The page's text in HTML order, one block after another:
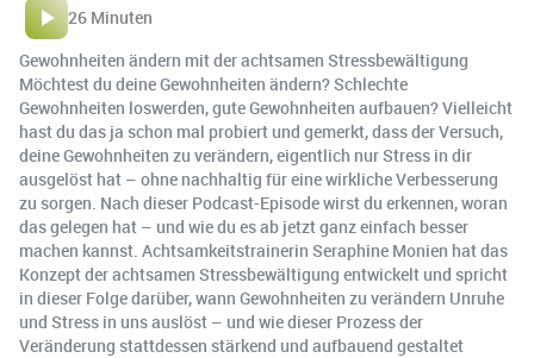
26 Minuten
Gewohnheiten ändern mit der achtsamen Stressbewältigung
Möchtest du deine Gewohnheiten ändern? Schlechte
Gewohnheiten loswerden, gute Gewohnheiten aufbauen? Vielleicht
hast du das ja schon mal probiert und gemerkt, dass der Versuch,
deine Gewohnheiten zu verändern, eigentlich nur Stress in dir
ausgelöst hat – ohne nachhaltig für eine wirkliche Verbesserung
zu sorgen. Nach dieser Podcast-Episode wirst du erkennen, woran
das gelegen hat – und wie du es ab jetzt ganz einfach besser
machen kannst. Achtsamkeitstrainerin Seraphine Monien hat das
Konzept der achtsamen Stressbewältigung entwickelt und spricht
in dieser Folge darüber, wann Gewohnheiten zu verändern Unruhe
und Stress in uns auslöst – und wie dieser Prozess der
Veränderung stattdessen stärkend und aufbauend gestaltet